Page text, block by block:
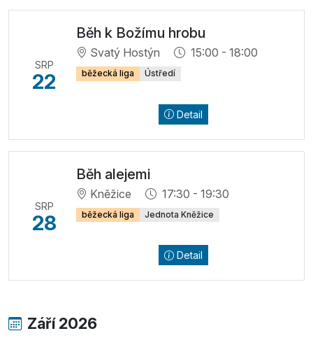
SRP
22
Běh k Božímu hrobu
Svatý Hostýn 15:00 - 18:00
běžecká liga Ústředí
Detail
SRP
28
Běh alejemi
Kněžice 17:30 - 19:30
běžecká liga Jednota Kněžice
Detail
Září 2026